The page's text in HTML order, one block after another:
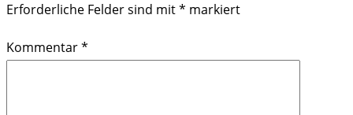
Erforderliche Felder sind mit* markiert
Kommentar*